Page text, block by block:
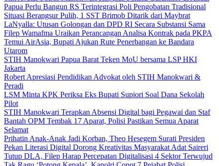
Papua Perlu Bangun RS Terintegrasi Poli Pengobatan Tradisional
Situasi Berangsur Pulih, 1 SST Brimob Ditarik dari Maybrat
LaNyalla: Utusan Golongan dan DPD RI Secara Substansi Sama
Filep Wamafma Uraikan Perancangan Analisa Kontrak pada PKPA
Temui AirAsia, Bupati Ajukan Rute Penerbangan ke Bandara
Utarom
STIH Manokwari Papua Barat Teken MoU bersama LSP HKI
Jakarta
Robert Apresiasi Pendidikan Advokat oleh STIH Manokwari &
Peradi
LSM Minta KPK Periksa Eks Bupati Supiori Soal Dana Sekolah
Pilot
STIH Manokwari Terapkan Absensi Digital bagi Pegawai dan Staf
Bantah OPM Tembak 17 Aparat, Polisi Pastikan Semua Aparat
Selamat
Prihatin Anak-Anak Jadi Korban, Theo Hesegem Surati Presiden
Pekan Literasi Digital Dorong Kreativitas Masyarakat Adat Saireri
Tutup DLA, Filep Harap Percepatan Digitalisasi 4 Sektor Terwujud